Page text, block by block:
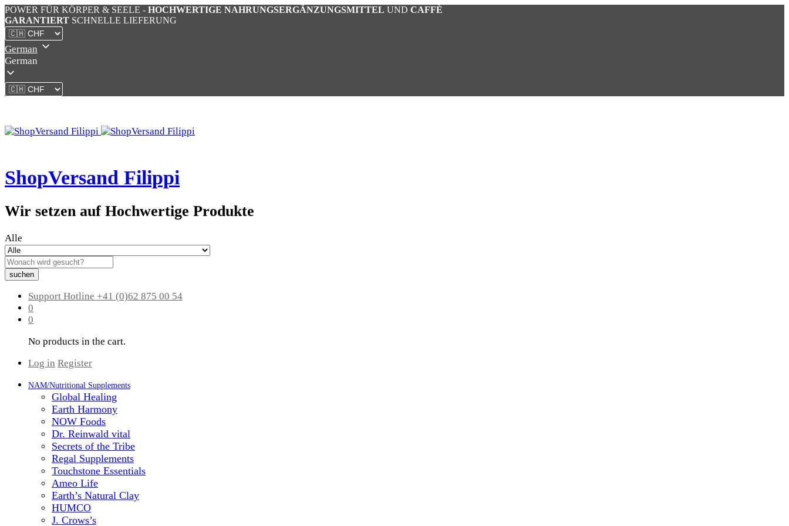
POWER FÜR KÖRPER & SEELE - HOCHWERTIGE NAHRUNGSERGÄNZUNGSMITTEL UND CAFFÈ
GARANTIERT SCHNELLE LIEFERUNG
German
German
ShopVersand Filippi
Wir setzen auf Hochwertige Produkte
Alle
suchen
Support Hotline +41 (0)62 875 00 54
0
0
No products in the cart.
Log in Register
NAM/Nutritional Supplements
Global Healing
Earth Harmony
NOW Foods
Dr. Reinwald vital
Secrets of the Tribe
Regal Supplements
Touchstone Essentials
Ameo Life
Earth’s Natural Clay
HUMCO
J. Crows’s